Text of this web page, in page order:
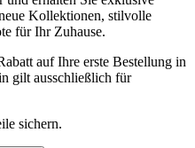
Kollektionen, stilvolle
für Ihr Zuhause.
auf Ihre erste Bestellung in
gilt ausschließlich für
sichern.